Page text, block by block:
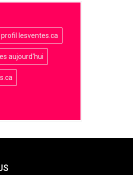
profil lesventes.ca
aujourd'hui